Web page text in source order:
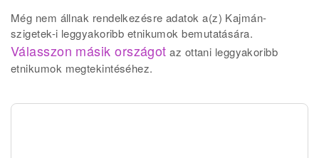
Még nem állnak rendelkezésre adatok a(z) Kajmán-
szigetek-i leggyakoribb etnikumok bemutatására.
Válasszon másik országot az ottani leggyakoribb
etnikumok megtekintéséhez.